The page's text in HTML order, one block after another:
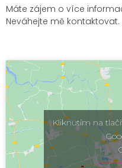
Máte zájem o více
Neváhejte mě kontaktovat.
Kliknutím na